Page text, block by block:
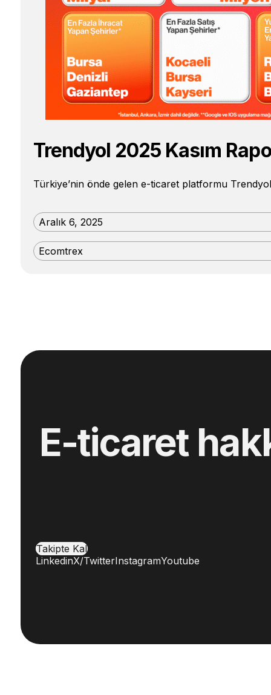
Trendyol 2025 Kasım
Türkiye’nin önde gelen e-ticaret platformu
Aralık 6, 2025
Ecomtrex
E-ticaret
Takipte Kal
LinkedinX/TwitterInstagramYoutube